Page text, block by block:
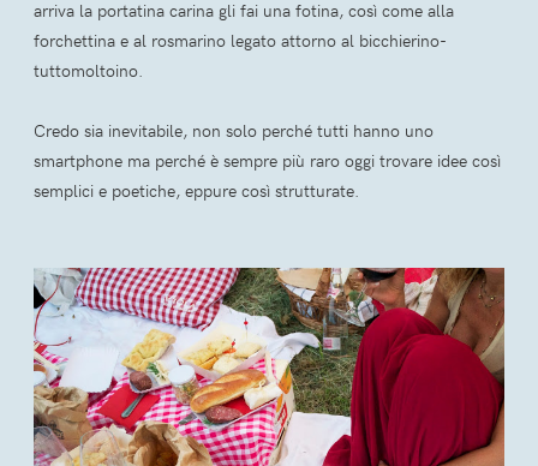
arriva la portatina carina gli fai una fotina, così come alla
forchettina e al rosmarino legato attorno al bicchierino-
tuttomoltoino.
Credo sia inevitabile, non solo perché tutti hanno uno
smartphone ma perché è sempre più raro oggi trovare idee così
semplici e poetiche, eppure così strutturate.